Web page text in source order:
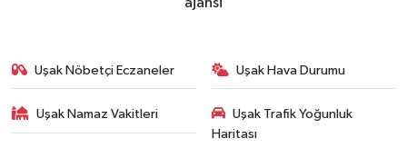
Uşak Nöbetçi Eczaneler Uşak Hava Durumu
Uşak Namaz Vakitleri
Uşak Trafik Yoğunluk
Haritası